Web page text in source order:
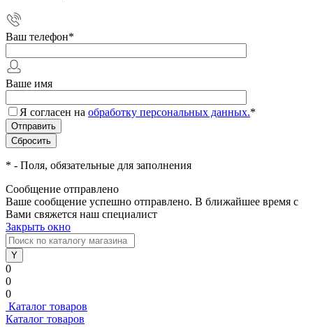
Ваш телефон*
Ваше имя
Я согласен на обработку персональных данных.*
* - Поля, обязательные для заполнения
Сообщение отправлено
Ваше сообщение успешно отправлено. В ближайшее время с
Вами свяжется наш специалист
Закрыть окно
0
0
0
Каталог товаров
Каталог товаров